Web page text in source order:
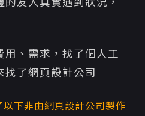
、需求，找了個人工
了網頁設計公司
下非由網頁設計公司製作